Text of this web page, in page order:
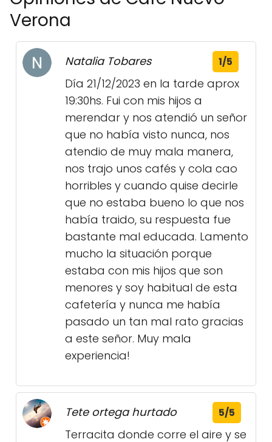
Verona
Natalia Tobares 1/5
Día 21/12/2023 en la tarde aprox
19:30hs. Fui con mis hijos a
merendar y nos atendió un señor
que no había visto nunca, nos
atendio de muy mala manera,
nos trajo unos cafés y cola cao
horribles y cuando quise decirle
que no estaba bueno lo que nos
había traido, su respuesta fue
bastante mal educada. Lamento
mucho la situación porque
estaba con mis hijos que son
menores y soy habitual de esta
cafetería y nunca me había
pasado un tan mal rato gracias
a este señor. Muy mala
experiencia!
Tete ortega hurtado 5/5
Terracita donde corre el aire y se